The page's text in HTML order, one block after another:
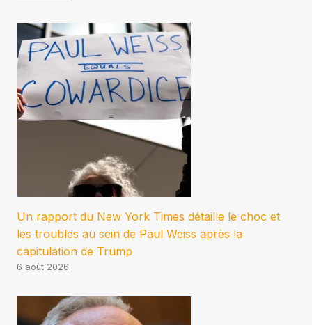
Un rapport du New York Times détaille le choc et
les troubles au sein de Paul Weiss après la
capitulation de Trump
6 août 2026